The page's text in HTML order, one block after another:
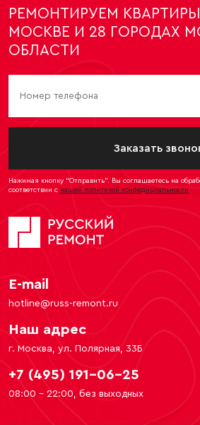
РЕМОНТИРУЕМ
МОСКВЕ И 28 ГОРОДАХ
ОБЛАСТИ
Заказать
Нажимая кнопку “Отправить”. Вы соглашаетесь на
соответствии с нашей политикой конфедициальности
E-mail
hotline@russ-remont.ru
Наш адрес
г. Москва, ул. Полярная, 33Б
+7 (495) 191-06-25
08:00 - 22:00, без выходных